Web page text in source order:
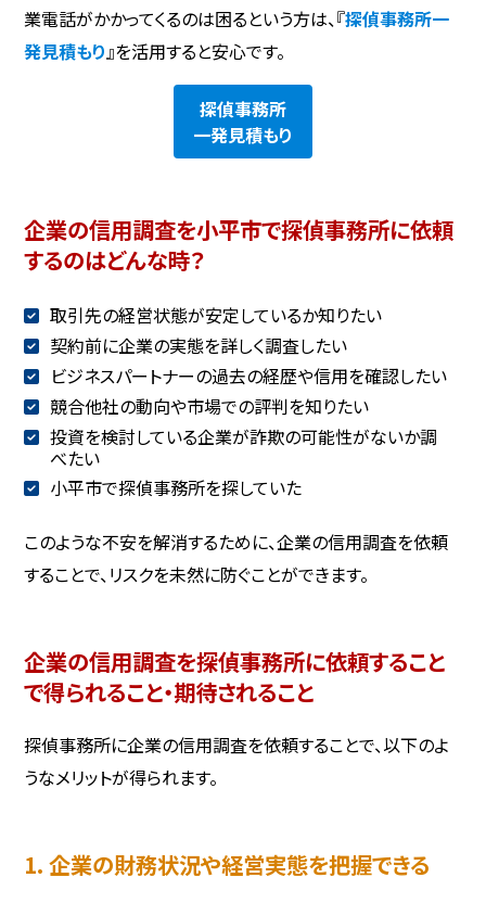
業電話がかかってくるのは困るという方は、『探偵事務所一
発見積もり 』を活用すると安心です。
探偵事務所
一発見積もり
企業の信用調査を小平市で探偵事務所に依頼
するのはどんな時？
取引先の経営状態が安定しているか知りたい
契約前に企業の実態を詳しく調査したい
ビジネスパートナーの過去の経歴や信用を確認したい
競合他社の動向や市場での評判を知りたい
投資を検討している企業が詐欺の可能性がないか調
べたい
小平市で探偵事務所を探していた
このような不安を解消するために、企業の信用調査を依頼
することで、リスクを未然に防ぐことができます。
企業の信用調査を探偵事務所に依頼すること
で得られること・期待されること
探偵事務所に企業の信用調査を依頼することで、以下のよ
うなメリットが得られます。
1. 企業の財務状況や経営実態を把握できる